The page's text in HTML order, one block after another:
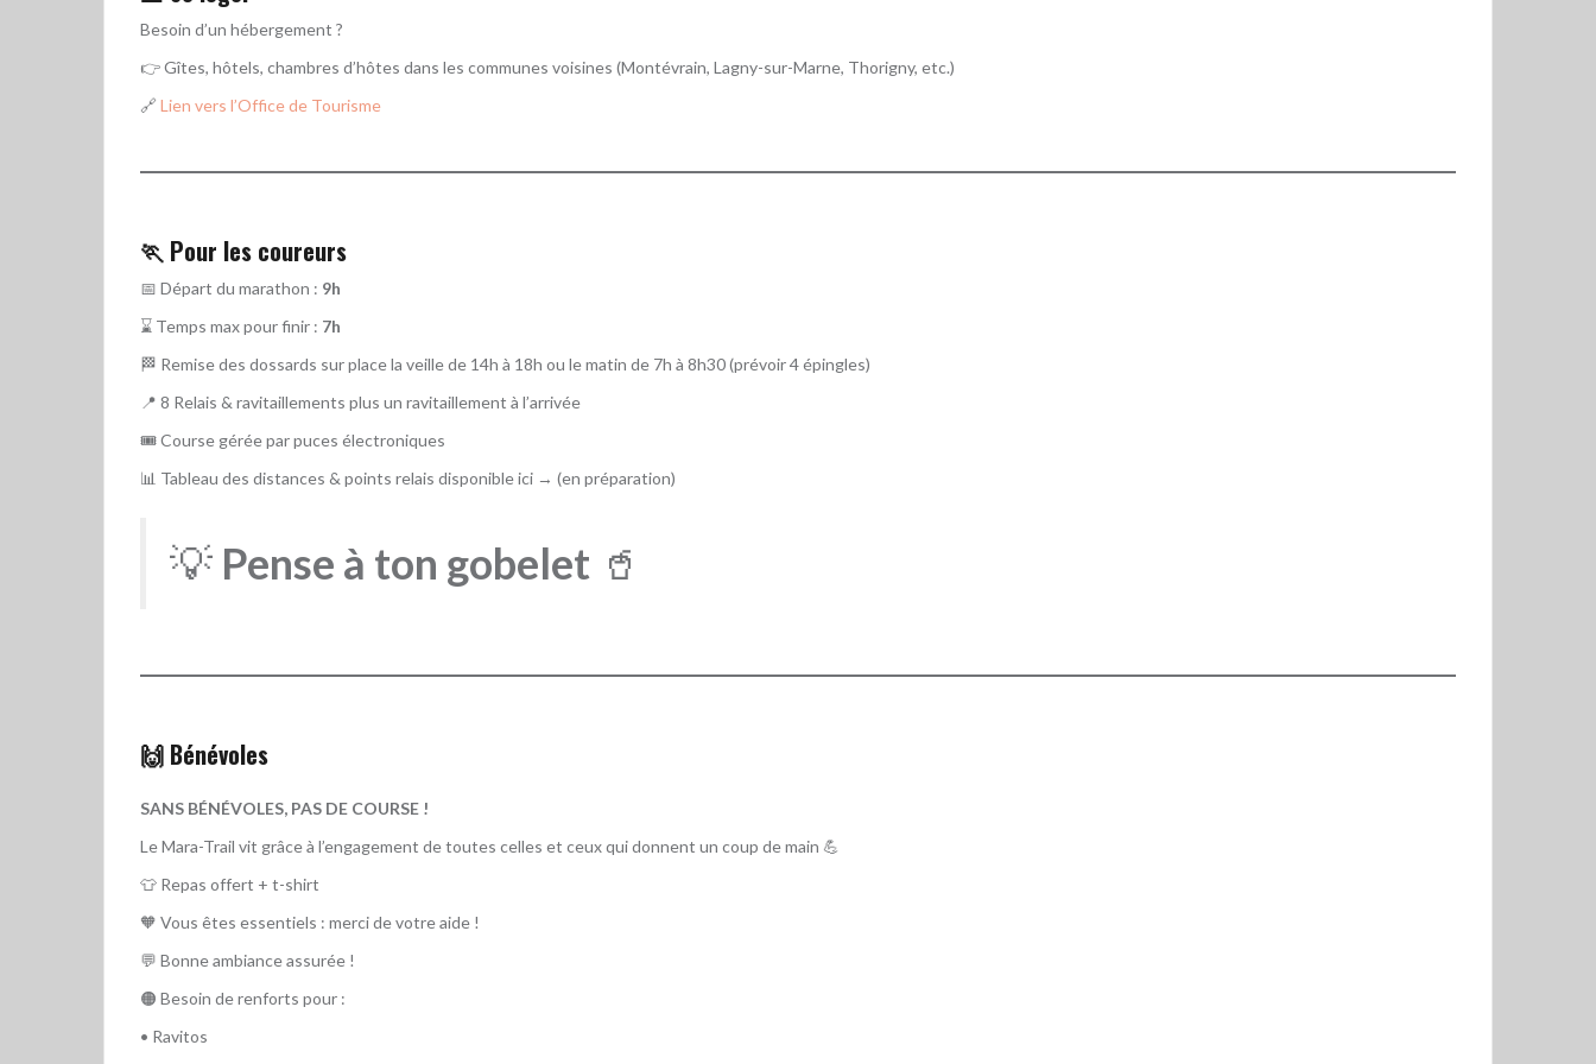
Besoin d’un hébergement ?
👉 Gîtes, hôtels, chambres d’hôtes dans les communes voisines (Montévrain, Lagny-sur-Marne, Thorigny, etc.)
🔗 Lien vers l’Office de Tourisme
🏃 Pour les coureurs
📅 Départ du marathon : 9h
⌛ Temps max pour finir : 7h
🏁 Remise des dossards sur place la veille de 14h à 18h ou le matin de 7h à 8h30 (prévoir 4 épingles)
📍 8 Relais & ravitaillements plus un ravitaillement à l’arrivée
🎟️ Course gérée par puces électroniques
📊 Tableau des distances & points relais disponible ici → (en préparation)
💡 Pense à ton gobelet 🥤
🙌 Bénévoles
SANS BÉNÉVOLES, PAS DE COURSE !
Le Mara-Trail vit grâce à l’engagement de toutes celles et ceux qui donnent un coup de main 💪
👕 Repas offert + t-shirt
🧡 Vous êtes essentiels : merci de votre aide !
💬 Bonne ambiance assurée !
🟠 Besoin de renforts pour :
• Ravitos